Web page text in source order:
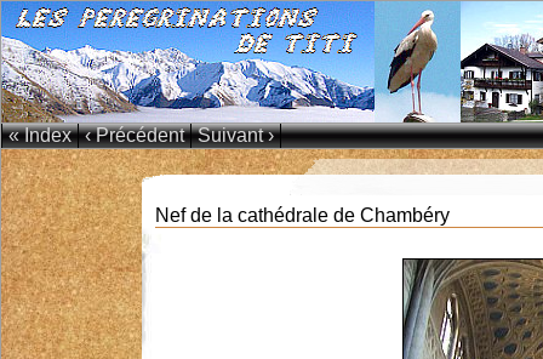
« Index ‹ Précédent Suivant ›
Nef de la cathédrale de Chambéry